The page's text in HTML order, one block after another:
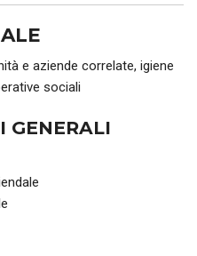
e aziende correlate, igiene
sociali
GENERALI